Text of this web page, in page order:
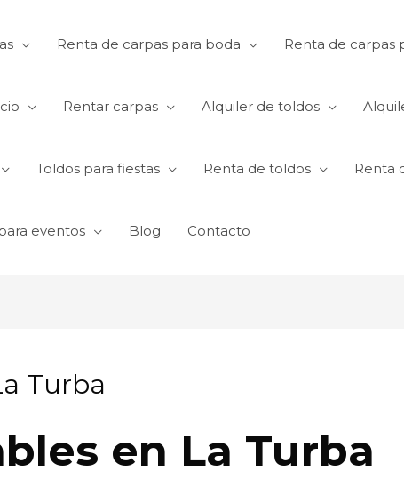
Renta de carpas para boda Renta de carpas
Rentar carpas Alquiler de toldos
Toldos para fiestas Renta de toldos Renta
eventos Blog Contacto
Turba
en La Turba